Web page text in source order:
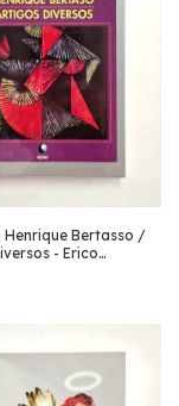
Henrique Bertasso /
- Erico